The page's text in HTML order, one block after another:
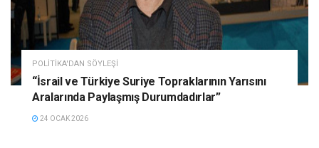
POLITIKA'DAN SÖYLEŞI
“İsrail ve Türkiye Suriye Topraklarının Yarısını
Aralarında Paylaşmış Durumdadırlar”
24 OCAK 2026